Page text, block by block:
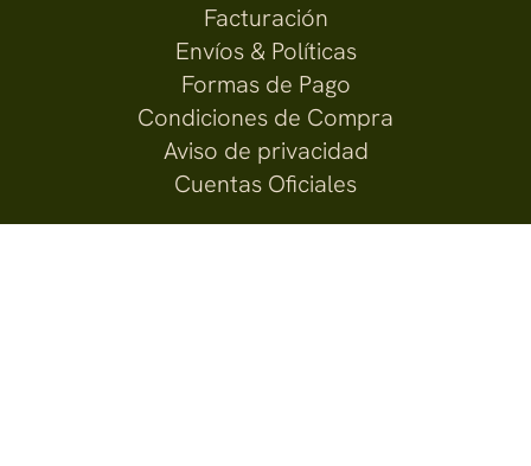
Facturación
Envíos & Políticas
Formas de Pago
Condiciones de Compra
Aviso de privacidad
Cuentas Oficiales